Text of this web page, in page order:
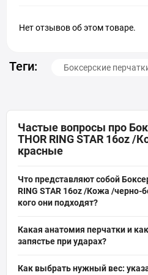
Нет отзывов об этом товаре.
Теги: Боксерские
Частые вопросы про
THOR RING STAR 16oz /
красные
Что представляют собой
RING STAR 16oz /Кожа /черно-
кого они подходят?
красные — это перчатки из
стабилизируют запястье
Какая анатомия перчатки и
запястье при ударах?
Как выбрать нужный вес: